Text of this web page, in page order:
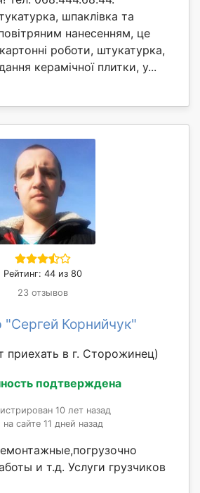
шпаклівка та
нанесенням, це
роботи, штукатурка,
керамічної плитки, у...
Рейтинг: 44 из 80
23 отзывов
"Сергей Корнийчук"
приехать в г. Сторожинец)
подтверждена
10 лет назад
сайте 11 дней назад
и т.д. Услуги грузчиков